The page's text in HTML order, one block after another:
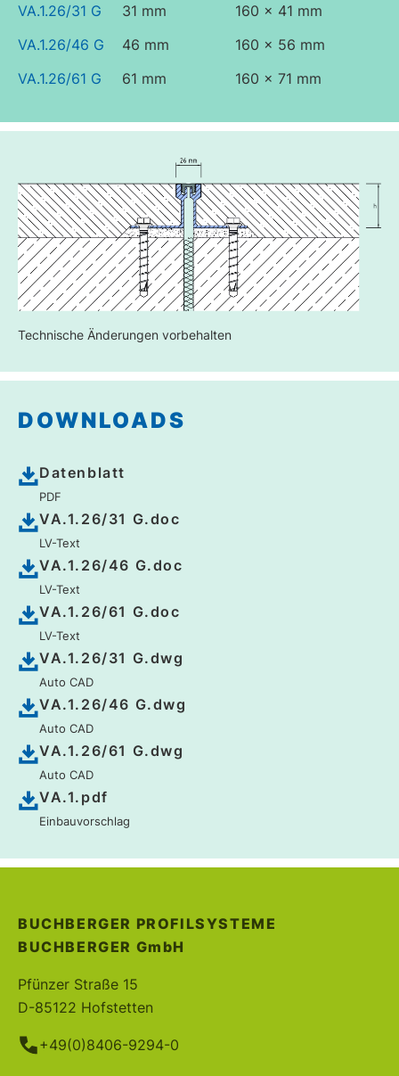
VA.1.26/31 G 31 mm
160 x 41 mm
VA.1.26/46 G
46 mm
160 x 56 mm
VA.1.26/61 G
61 mm 160 x 71 mm
Technische Änderungen vorbehalten
DOWNLOADS
Datenblatt
PDF
VA.1.26/31 G.doc
LV-Text
VA.1.26/46 G.doc
LV-Text
VA.1.26/61 G.doc
LV-Text
VA.1.26/31 G.dwg
Auto CAD
VA.1.26/46 G.dwg
Auto CAD
VA.1.26/61 G.dwg
Auto CAD
VA.1.pdf
Einbauvorschlag
BUCHBERGER PROFILSYSTEME
BUCHBERGER GmbH
Pfünzer Straße 15
D-85122 Hofstetten
+49(0)8406-9294-0